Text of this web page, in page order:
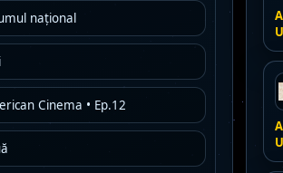
naţional
Cinema • Ep.12